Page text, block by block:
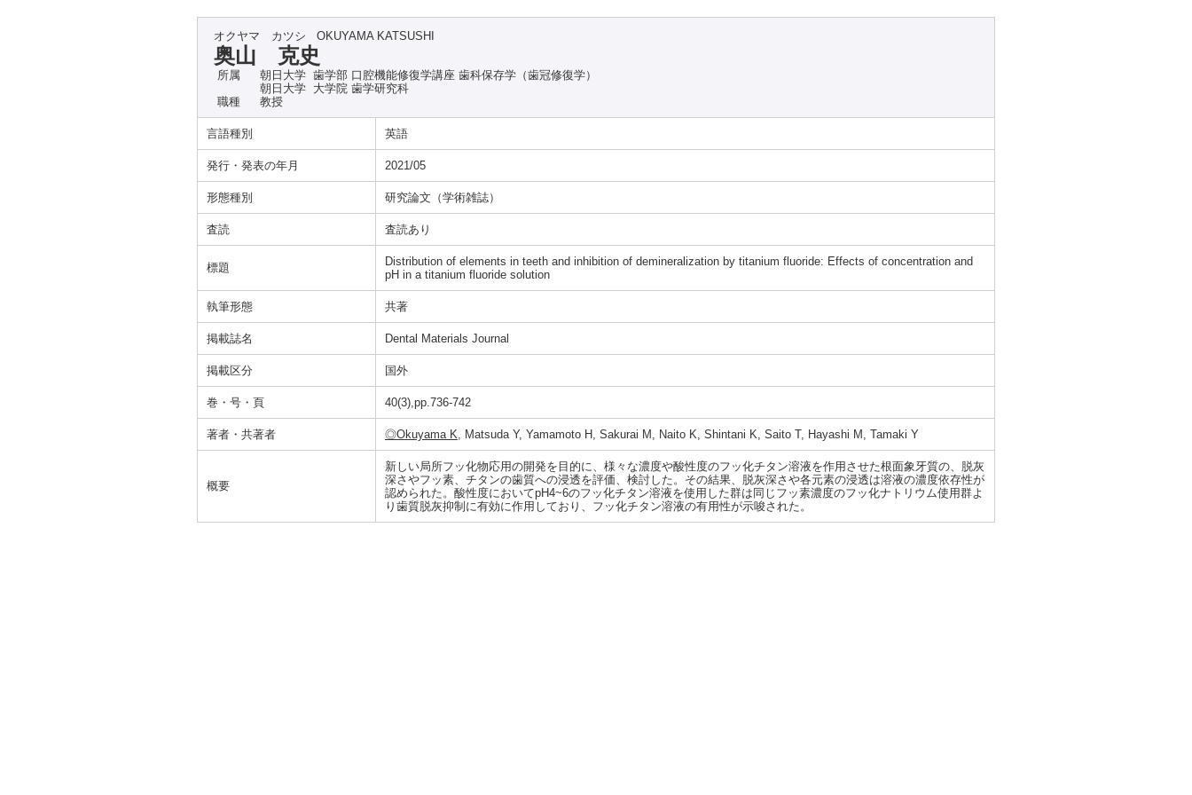
オクヤマ カツシ OKUYAMA KATSUSHI
奥山 克史
所属
朝日大学 歯学部 口腔機能修復学講座 歯科保存学（歯冠修復学）
朝日大学 大学院 歯学研究科
職種
教授
言語種別 英語
発行・発表の年月 2021/05
形態種別 研究論文（学術雑誌）
査読 査読あり
標題
Distribution of elements in teeth and inhibition of demineralization by titanium fluoride: Effects of concentration and
pH in a titanium fluoride solution
執筆形態 共著
掲載誌名 Dental Materials Journal
掲載区分 国外
巻・号・頁 40(3),pp.736-742
著者・共著者 ◎Okuyama K, Matsuda Y, Yamamoto H, Sakurai M, Naito K, Shintani K, Saito T, Hayashi M, Tamaki Y
概要
新しい局所フッ化物応用の開発を目的に、様々な濃度や酸性度のフッ化チタン溶液を作用させた根面象牙質の、脱灰
深さやフッ素、チタンの歯質への浸透を評価、検討した。その結果、脱灰深さや各元素の浸透は溶液の濃度依存性が
認められた。酸性度においてpH4~6のフッ化チタン溶液を使用した群は同じフッ素濃度のフッ化ナトリウム使用群よ
り歯質脱灰抑制に有効に作用しており、フッ化チタン溶液の有用性が示唆された。